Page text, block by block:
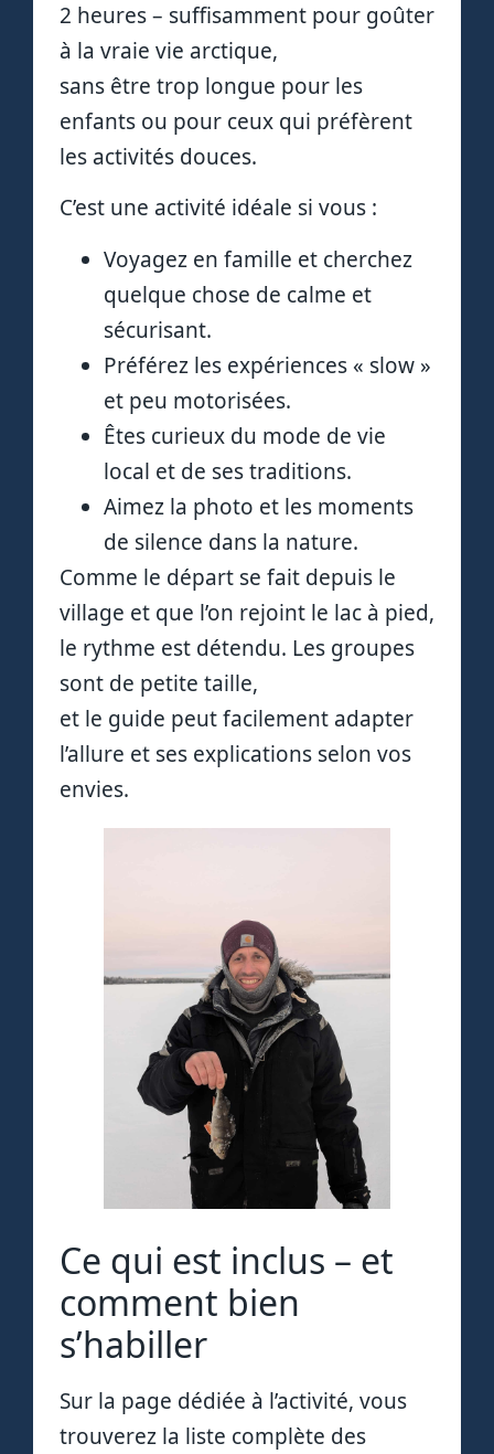
2 heures – suffisamment pour goûter
à la vraie vie arctique,
sans être trop longue pour les
enfants ou pour ceux qui préfèrent
les activités douces.
C’est une activité idéale si vous :
Voyagez en famille et cherchez
quelque chose de calme et
sécurisant.
Préférez les expériences « slow »
et peu motorisées.
Êtes curieux du mode de vie
local et de ses traditions.
Aimez la photo et les moments
de silence dans la nature.
Comme le départ se fait depuis le
village et que l’on rejoint le lac à pied,
le rythme est détendu. Les groupes
sont de petite taille,
et le guide peut facilement adapter
l’allure et ses explications selon vos
envies.
Ce qui est inclus – et
comment bien
s’habiller
Sur la page dédiée à l’activité, vous
trouverez la liste complète des